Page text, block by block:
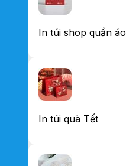
In túi shop quần áo
In túi quà Tết